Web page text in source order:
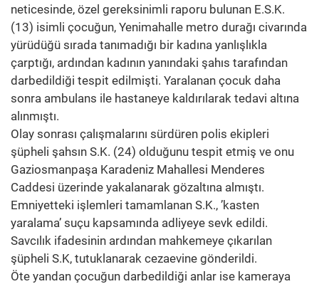
neticesinde, özel gereksinimli raporu bulunan E.S.K.
(13) isimli çocuğun, Yenimahalle metro durağı civarında
yürüdüğü sırada tanımadığı bir kadına yanlışlıkla
çarptığı, ardından kadının yanındaki şahıs tarafından
darbedildiği tespit edilmişti. Yaralanan çocuk daha
sonra ambulans ile hastaneye kaldırılarak tedavi altına
alınmıştı.
Olay sonrası çalışmalarını sürdüren polis ekipleri
şüpheli şahsın S.K. (24) olduğunu tespit etmiş ve onu
Gaziosmanpaşa Karadeniz Mahallesi Menderes
Caddesi üzerinde yakalanarak gözaltına almıştı.
Emniyetteki işlemleri tamamlanan S.K., ’kasten
yaralama’ suçu kapsamında adliyeye sevk edildi.
Savcılık ifadesinin ardından mahkemeye çıkarılan
şüpheli S.K, tutuklanarak cezaevine gönderildi.
Öte yandan çocuğun darbedildiği anlar ise kameraya